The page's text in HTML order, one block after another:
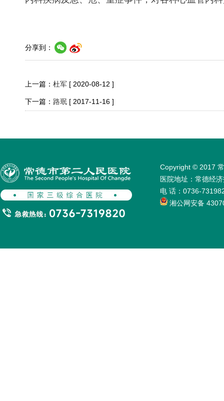
分享到：
上一篇： 杜军 [ 2020-08-12 ]
下一篇： 路珉 [ 2017-11-16 ]
Copyright © 2017
医院地址：常德经
电 话：0736-
湘公网安备